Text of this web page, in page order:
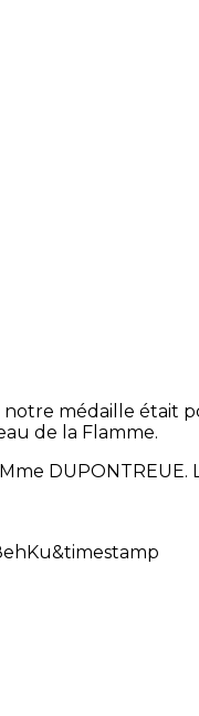
notre médaille était
de la Flamme.
DUPONTREUE.